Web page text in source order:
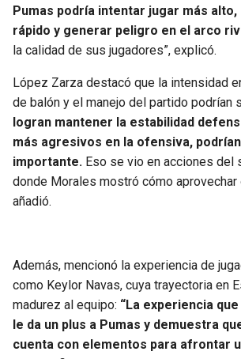
Pumas podría intentar jugar más
rápido y generar peligro en el arco
la calidad de sus jugadores”, explicó.
López Zarza destacó que la intensidad
de balón y el manejo del partido podrían
logran mantener la estabilidad
más agresivos en la ofensiva,
importante. Eso se vio en acciones del
donde Morales mostró cómo aprovechar
añadió.
Además, mencionó la experiencia de
como Keylor Navas, cuya trayectoria en
madurez al equipo: “La experiencia
le da un plus a Pumas y demuestra
cuenta con elementos para afrontar